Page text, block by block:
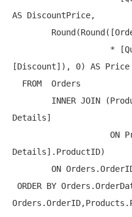
AS DiscountPrice,
[Discount]), 0) AS Price
FROM
  Orders
INNER JOIN
Details]
ON
Details].ProductID)
ON
ORDER BY